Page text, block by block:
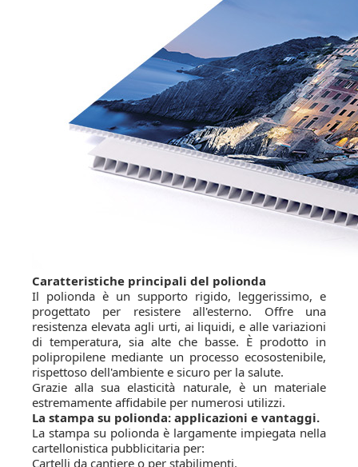
Caratteristiche principali del polionda
Il polionda è un supporto rigido, leggerissimo, e
progettato per resistere all'esterno. Offre una
resistenza elevata agli urti, ai liquidi, e alle variazioni
di temperatura, sia alte che basse. È prodotto in
polipropilene mediante un processo ecosostenibile,
rispettoso dell'ambiente e sicuro per la salute.
Grazie alla sua elasticità naturale, è un materiale
estremamente affidabile per numerosi utilizzi.
La stampa su polionda: applicazioni e vantaggi.
La stampa su polionda è largamente impiegata nella
cartellonistica pubblicitaria per:
Cartelli da cantiere o per stabilimenti.